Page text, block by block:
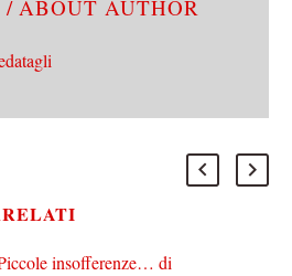
/ ABOUT AUTHOR
insofferenze… di